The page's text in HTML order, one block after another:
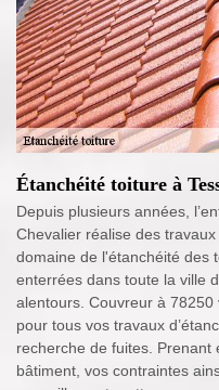
Étanchéité toiture à
Depuis plusieurs années,
Chevalier réalise des
domaine de l'étanchéité des
enterrées dans toute la ville
alentours. Couvreur à
pour tous vos travaux
recherche de fuites. Prenant
bâtiment, vos contraintes